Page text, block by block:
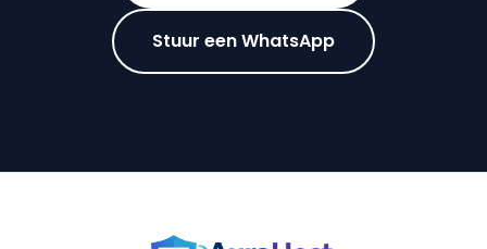
Stuur een WhatsApp